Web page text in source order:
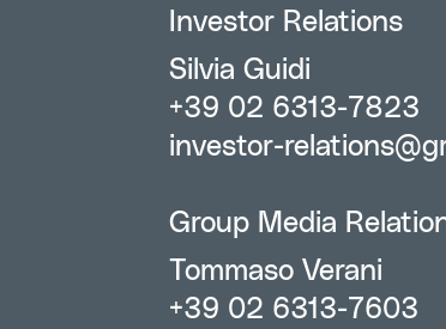
Investor Relations
Silvia Guidi
+39 02 6313-7823
investor-
Group Media
Tommaso Verani
+39 02 6313-7603